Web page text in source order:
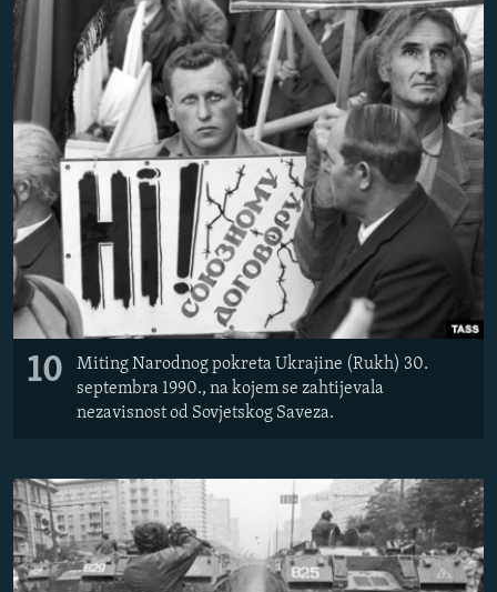
10
Miting Narodnog pokreta Ukrajine (Rukh) 30.
septembra 1990., na kojem se zahtijevala
nezavisnost od Sovjetskog Saveza.